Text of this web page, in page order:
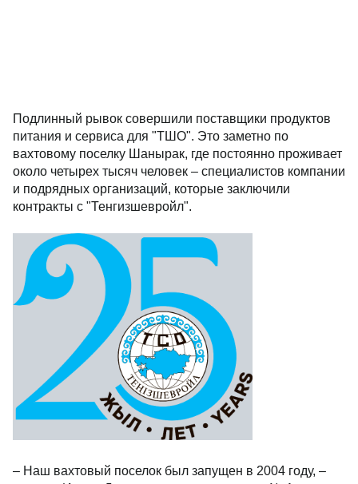
Подлинный рывок совершили поставщики продуктов
питания и сервиса для "ТШО". Это заметно по
вахтовому поселку Шанырак, где постоянно проживает
около четырех тысяч человек – специалистов компании
и подрядных организаций, которые заключили
контракты с "Тенгизшевройл".
– Наш вахтовый поселок был запущен в 2004 году, –